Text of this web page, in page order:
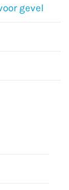
gevel